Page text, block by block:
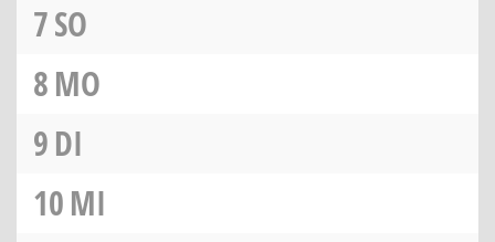
7SO
8MO
9DI
10MI